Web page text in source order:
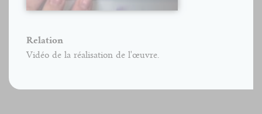
Relation
Vidéo de la réalisation de l'œuvre.